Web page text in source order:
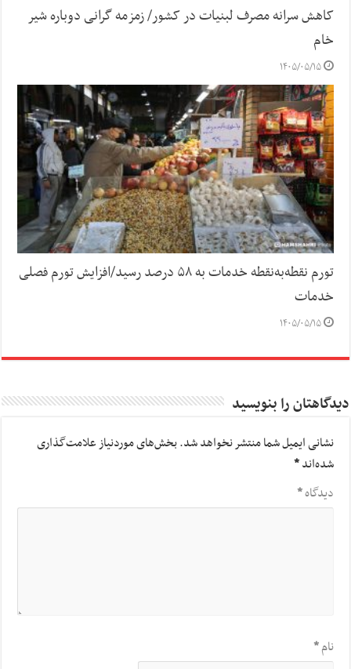
کاهش سرانه مصرف لبنیات در کشور/ زمزمه گرانی دوباره شیر
خام
۱۴۰۵/۰۵/۱۵
تورم نقطه‌به‌نقطه خدمات به ۵۸ درصد رسید/افزایش تورم فصلی
خدمات
۱۴۰۵/۰۵/۱۵
دیدگاهتان را بنویسید
نشانی ایمیل شما منتشر نخواهد شد.بخش‌های موردنیاز علامت‌گذاری
شده‌اند*
دیدگاه*
نام*